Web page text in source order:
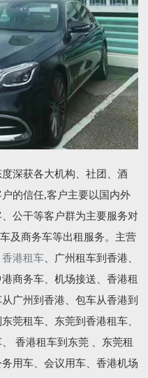
深获各大机构、社团、酒
的信任,客户主要以国内外
公干等客户群为主要服务对
及商务车等出租服务。主营
香港租车、广州租车到香港、
商务车、机场接送、香港租
广州到香港、包车从香港到
莞租车、东莞到香港租车、
香港租车到东莞 、东莞租
用车、会议用车、香港机场